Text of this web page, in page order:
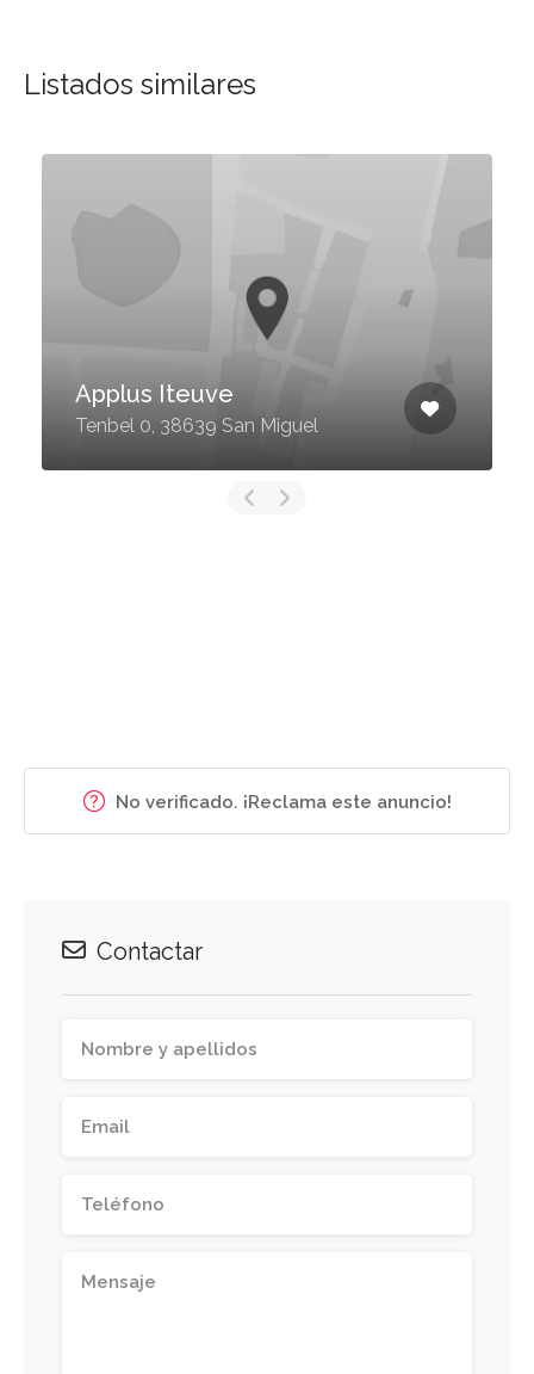
Listados similares
Applus Iteuve
Tenbel 0, 38639 San Miguel
No verificado. ¡Reclama este anuncio!
Contactar